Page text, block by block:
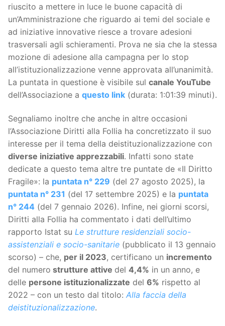
riuscito a mettere in luce le buone capacità di
un’Amministrazione che riguardo ai temi del sociale e
ad iniziative innovative riesce a trovare adesioni
trasversali agli schieramenti. Prova ne sia che la stessa
mozione di adesione alla campagna per lo stop
all’istituzionalizzazione venne approvata all’unanimità.
La puntata in questione è visibile sul canale YouTube
dell’Associazione a questo link (durata: 1:01:39 minuti).
Segnaliamo inoltre che anche in altre occasioni
l’Associazione Diritti alla Follia ha concretizzato il suo
interesse per il tema della deistituzionalizzazione con
diverse iniziative apprezzabili. Infatti sono state
dedicate a questo tema altre tre puntate de «Il Diritto
Fragile»: la puntata n° 229 (del 27 agosto 2025), la
puntata n° 231 (del 17 settembre 2025) e la puntata
n° 244 (del 7 gennaio 2026). Infine, nei giorni scorsi,
Diritti alla Follia ha commentato i dati dell’ultimo
rapporto Istat su Le strutture residenziali socio-
assistenziali e socio-sanitarie (pubblicato il 13 gennaio
scorso) – che, per il 2023, certificano un incremento
del numero strutture attive del 4,4% in un anno, e
delle persone istituzionalizzate del 6% rispetto al
2022 – con un testo dal titolo: Alla faccia della
deistituzionalizzazione.